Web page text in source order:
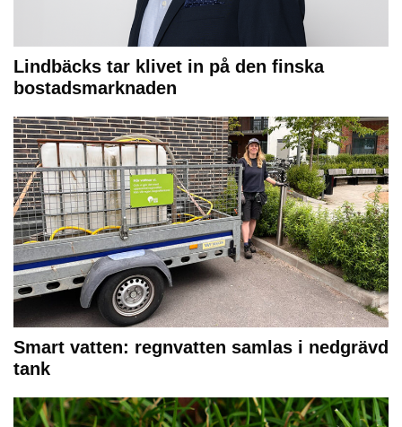
Lindbäcks tar klivet in på den finska
bostadsmarknaden
Smart vatten: regnvatten samlas i nedgrävd
tank